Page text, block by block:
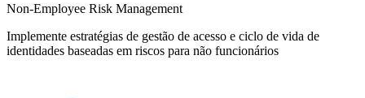
Non-Employee Risk Management
Implemente estratégias de gestão de acesso e ciclo de vida de
identidades baseadas em riscos para não funcionários